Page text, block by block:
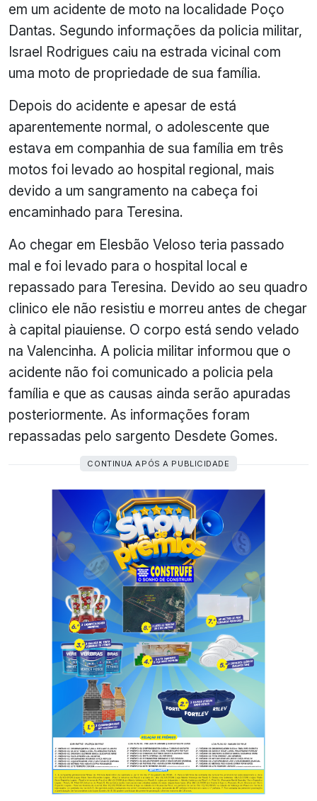
em um acidente de moto na localidade Poço
Dantas. Segundo informações da policia militar,
Israel Rodrigues caiu na estrada vicinal com
uma moto de propriedade de sua família.
Depois do acidente e apesar de está
aparentemente normal, o adolescente que
estava em companhia de sua família em três
motos foi levado ao hospital regional, mais
devido a um sangramento na cabeça foi
encaminhado para Teresina.
Ao chegar em Elesbão Veloso teria passado
mal e foi levado para o hospital local e
repassado para Teresina. Devido ao seu quadro
clinico ele não resistiu e morreu antes de chegar
à capital piauiense. O corpo está sendo velado
na Valencinha. A policia militar informou que o
acidente não foi comunicado a policia pela
família e que as causas ainda serão apuradas
posteriormente. As informações foram
repassadas pelo sargento Desdete Gomes.
CONTINUA APÓS A PUBLICIDADE